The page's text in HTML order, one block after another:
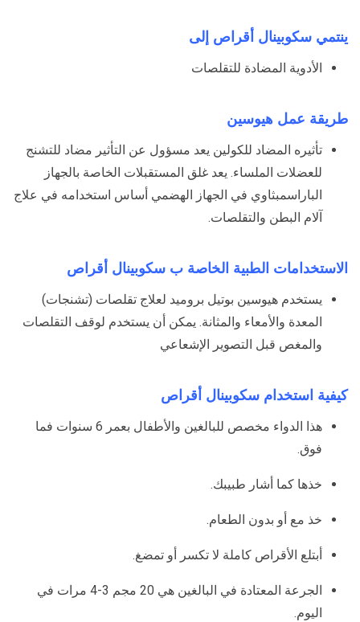
ينتمي سكوبينال أقراص إلى
الأدوية المضادة للتقلصات
طريقة عمل هيوسين
تأثيره المضاد للكولين يعد مسؤول عن التأثير مضاد للتشنج
للعضلات الملساء. يعد غلق المستقبلات الخاصة بالجهاز
الباراسمبثاوي في الجهاز الهضمي أساس استخدامه في علاج
آلام البطن والتقلصات.
الاستخدامات الطبية الخاصة ب سكوبينال أقراص
يستخدم هيوسين بوتيل بروميد لعلاج تقلصات (تشنجات)
المعدة والأمعاء والمثانة. يمكن أن يستخدم لوقف التقلصات
والمغص قبل التصوير الإشعاعي
كيفية استخدام سكوبينال أقراص
هذا الدواء مخصص للبالغين والأطفال بعمر 6 سنوات فما
فوق.
خذها كما أشار طبيبك.
خذ مع أو بدون الطعام.
أبتلع الأقراص كاملة لا تكسر أو تمضغ.
الجرعة المعتادة في البالغين هي 20 مجم 3-4 مرات في
اليوم.